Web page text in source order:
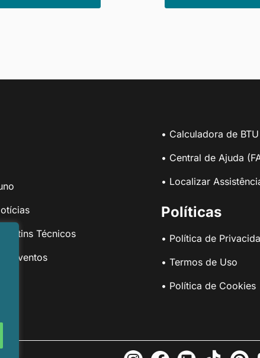
Técnicos
e Eventos
• Calculadora de BTU
• Central de Ajuda
• Localizar
Políticas
• Política de
• Termos de Uso
• Política de Cookies